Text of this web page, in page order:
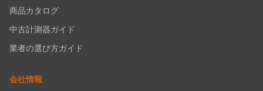
商品カタログ
中古計測器ガイド
業者の選び方ガイド
会社情報